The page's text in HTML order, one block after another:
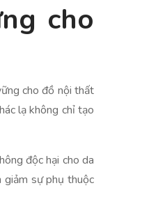
cho
cho đồ nội thất
lạ không chỉ tạo
độc hại cho da
giảm sự phụ thuộc